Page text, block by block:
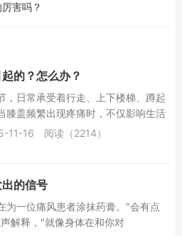
害吗？
的？怎么办？
，日常承受着行走、上下楼梯、蹲起
膝盖频繁出现疼痛时，不仅影响生活
警报。本文将结合...
11-16 阅读（2214）
的信号
为一位痛风患者涂抹药膏。"会有点
解释，"就像身体在和你对